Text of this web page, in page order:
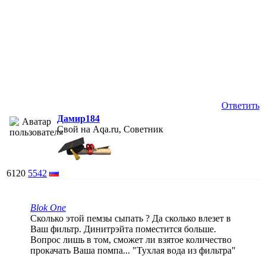
Ответить
Дамир184
Свой на Aqa.ru, Советник
6120 5542
Blok One
Сколько этой пемзы сыпать ? Да сколько влезет в
Ваш фильтр. Динитрэйта поместится больше.
Вопрос лишь в том, сможет ли взятое количество
прокачать Ваша помпа... "Тухлая вода из фильтра"